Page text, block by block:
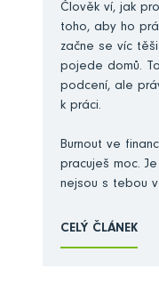
Člověk ví, jak
toho, aby ho
začne se víc
pojede domů.
podcení, ale
k práci.
Burnout ve
pracuješ moc.
nejsou s tebou
CELÝ ČLÁNEK